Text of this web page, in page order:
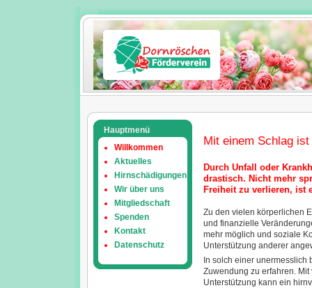
Hauptmenü
Willkommen
Aktuelles
Hirnschädigungen
Wir über uns
Mitgliedschaft
Spenden
Kontakt
Datenschutz
Mit einem Schlag
Durch Unfall oder
drastisch. Nicht mehr
Freiheit zu verlieren, ist
Zu den vielen körperlichen
und finanzielle
mehr möglich und soziale
Unterstützung anderer
In solch einer
Zuwendung zu erfahren.
Unterstützung kann ein